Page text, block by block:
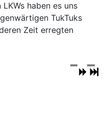
haben es uns
TukTuks
Zeit erregten